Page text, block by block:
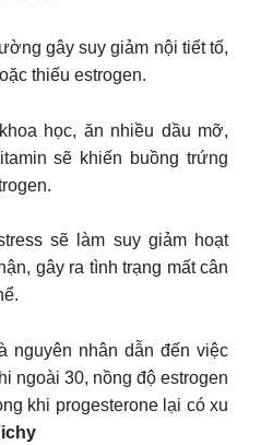
gây suy giảm nội tiết tố,
thiếu estrogen.
học, ăn nhiều dầu mỡ,
sẽ khiến buồng trứng
sẽ làm suy giảm hoạt
gây ra tình trạng mất cân
nguyên nhân dẫn đến việc
ngoài 30, nồng độ estrogen
khi progesterone lại có xu